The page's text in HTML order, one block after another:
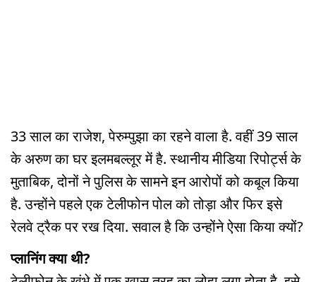
33 साल का राजेश, पेरुम्पुझा का रहने वाला है. वहीं 39 साल
के अरुण का घर इलमबल्लूर में है. स्थानीय मीडिया रिपोर्ट्स के
मुताबिक, दोनों ने पुलिस के सामने इन आरोपों को कबूल किया
है. उन्होंने पहले एक टेलीफोन पोल को तोड़ा और फिर इसे
रेलवे ट्रैक पर रख दिया. सवाल है कि उन्होंने ऐसा किया क्यों?
प्लानिंग क्या थी?